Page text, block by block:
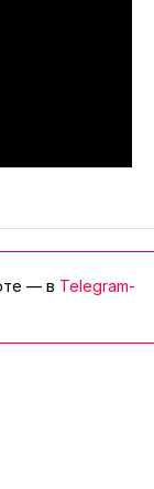
— в Telegram-